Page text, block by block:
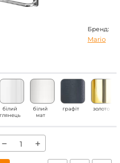
Бренд:
Mario
білий
глянець
білий
мат
графіт золото
− +